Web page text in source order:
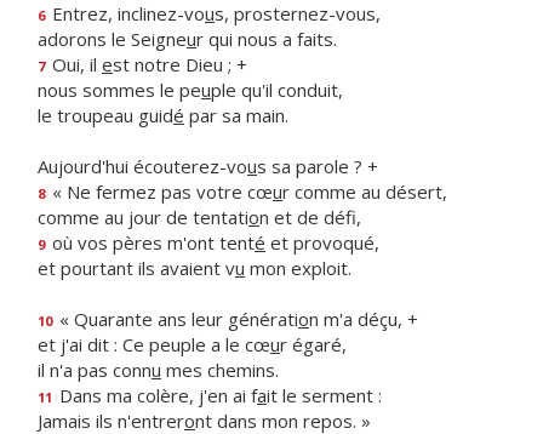
6 Entrez, inclinez-vous, prosternez-vous,
adorons le Seigneur qui nous a faits.
7 Oui, il est notre Dieu ; +
nous sommes le peuple qu'il conduit,
le troupeau guidé par sa main.
Aujourd'hui écouterez-vous sa parole ? +
8 « Ne fermez pas votre cœur comme au désert,
comme au jour de tentation et de défi,
9 où vos pères m'ont tenté et provoqué,
et pourtant ils avaient vu mon exploit.
10 « Quarante ans leur génération m'a déçu, +
et j'ai dit : Ce peuple a le cœur égaré,
il n'a pas connu mes chemins.
11 Dans ma colère, j'en ai fait le serment :
Jamais ils n'entreront dans mon repos. »